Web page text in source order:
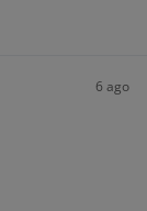
6 ago